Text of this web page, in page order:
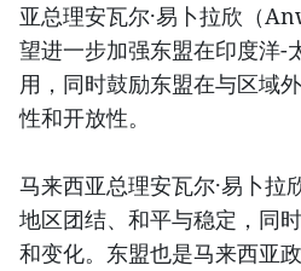
亚总理安瓦尔·易卜拉欣（
望进一步加强东盟在印度洋-
用，同时鼓励东盟在与区域
性和开放性。
马来西亚总理安瓦尔·易卜拉
地区团结、和平与稳定，同
和变化。东盟也是马来西亚